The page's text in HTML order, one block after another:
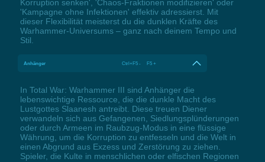
Korruption senken', 'Chaos-Fraktionen modifizieren' oder
'Kampagne ohne Infektionen' effektiv adressierst. Mit
dieser Flexibilität meisterst du die dunklen Kräfte des
Warhammer-Universums – ganz nach deinem Tempo und
Stil.
Anhänger Ctrl+F5 - F5 +
In Total War: Warhammer III sind Anhänger die
lebenswichtige Ressource, die die dunkle Macht des
Lustgottes Slaanesh antreibt. Diese treuen Diener
verwandeln sich aus Gefangenen, Siedlungsplünderungen
oder durch Armeen im Raubzug-Modus in eine flüssige
Währung, um die Korruption zu entfesseln und die Welt in
einen Abgrund aus Exzess und Zerstörung zu ziehen.
Spieler, die Kulte in menschlichen oder elfischen Regionen